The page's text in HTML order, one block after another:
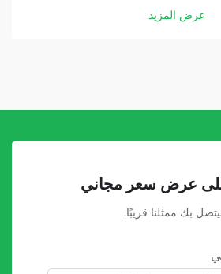
وبفضل بطارية جيدة، يمكنك تخزين
تولِّدها الألواح الشمسية...
عرض المزيد
عرض سعر مجاني
بك ممثلنا قريبًا.